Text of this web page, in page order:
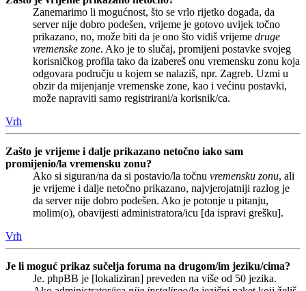
Zanemarimo li mogućnost, što se vrlo rijetko događa, da
server nije dobro podešen, vrijeme je gotovo uvijek točno
prikazano, no, može biti da je ono što vidiš vrijeme druge
vremenske zone. Ako je to slučaj, promijeni postavke svojeg
korisničkog profila tako da izabereš onu vremensku zonu koja
odgovara području u kojem se nalaziš, npr. Zagreb. Uzmi u
obzir da mijenjanje vremenske zone, kao i većinu postavki,
može napraviti samo registrirani/a korisnik/ca.
Vrh
Zašto je vrijeme i dalje prikazano netočno iako sam
promijenio/la vremensku zonu?
Ako si siguran/na da si postavio/la točnu vremensku zonu, ali
je vrijeme i dalje netočno prikazano, najvjerojatniji razlog je
da server nije dobro podešen. Ako je potonje u pitanju,
molim(o), obavijesti administratora/icu [da ispravi grešku].
Vrh
Je li moguć prikaz sučelja foruma na drugom/im jeziku/cima?
Je. phpBB je [lokaliziran] preveden na više od 50 jezika.